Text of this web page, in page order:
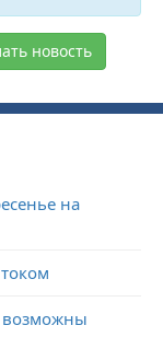
новость
на
возможны